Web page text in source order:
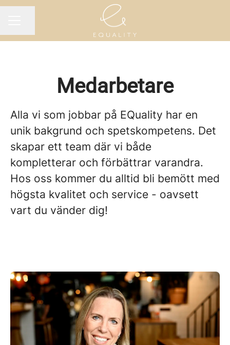
Medarbetare
Alla vi som jobbar på EQuality har en
unik bakgrund och spetskompetens. Det
skapar ett team där vi både
kompletterar och förbättrar varandra.
Hos oss kommer du alltid bli bemött med
högsta kvalitet och service - oavsett
vart du vänder dig!